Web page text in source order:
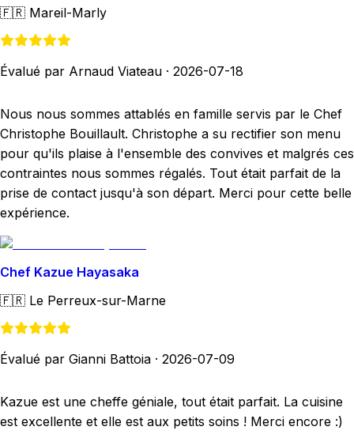
🇫🇷 Mareil-Marly
Évalué par Arnaud Viateau · 2026-07-18
Nous nous sommes attablés en famille servis par le Chef
Christophe Bouillault. Christophe a su rectifier son menu
pour qu'ils plaise à l'ensemble des convives et malgrés ces
contraintes nous sommes régalés. Tout était parfait de la
prise de contact jusqu'à son départ. Merci pour cette belle
expérience.
Chef Kazue Hayasaka
🇫🇷 Le Perreux-sur-Marne
Évalué par Gianni Battoia · 2026-07-09
Kazue est une cheffe géniale, tout était parfait. La cuisine
est excellente et elle est aux petits soins ! Merci encore :)